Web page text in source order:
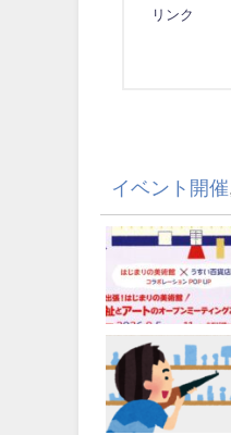
リンク
イベント開催